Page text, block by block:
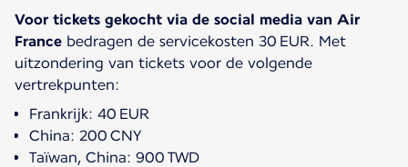
Voor tickets gekocht via de social media van Air
France bedragen de servicekosten 30 EUR. Met
uitzondering van tickets voor de volgende
vertrekpunten:
Frankrijk: 40 EUR
China: 200 CNY
Taïwan, China: 900 TWD